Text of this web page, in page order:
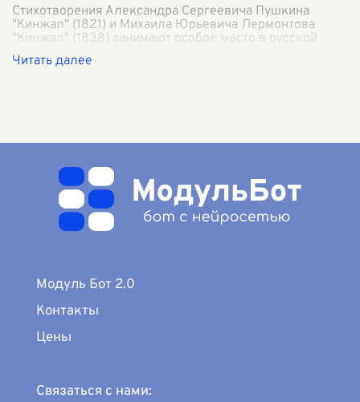
Стихотворения Александра Сергеевича Пушкина
"Кинжал" (1821) и Михаила Юрьевича Лермонтова
"Кинжал" (1838) занимают особое место в русской
литературе и представляют собой яркие прим
Модуль Бот 2.0
Контакты
Цены
Связаться с нами: